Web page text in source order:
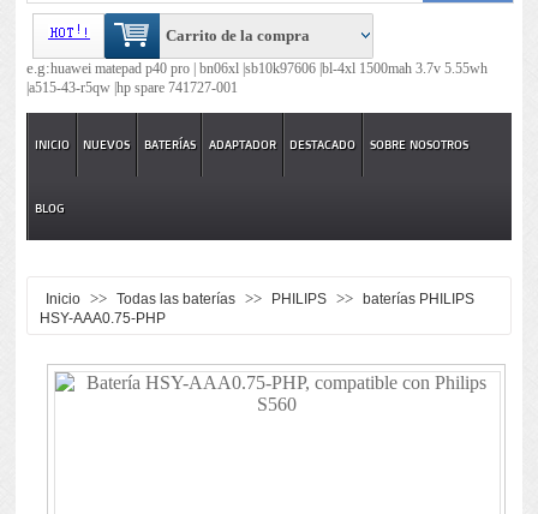
Carrito de la compra
e.g:huawei matepad p40 pro |bn06xl |sb10k97606 |bl-4xl 1500mah 3.7v 5.55wh
|a515-43-r5qw |hp spare 741727-001
INICIO NUEVOS BATERÍAS ADAPTADOR DESTACADO SOBRE NOSOTROS
BLOG
Inicio >> Todas las baterías >> PHILIPS >>
baterías PHILIPS
HSY-AAA0.75-PHP